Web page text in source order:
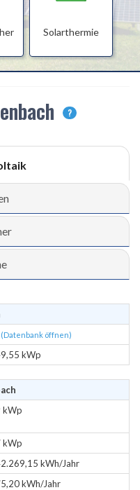
Solarthermie
?
(Datenbank öffnen)
kWp
kWp
kWp
kWh/Jahr
kWh/Jahr